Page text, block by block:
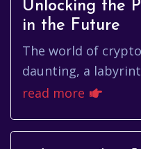
Unlocking the
in the Future
The world of
daunting, a
and volatile
read more